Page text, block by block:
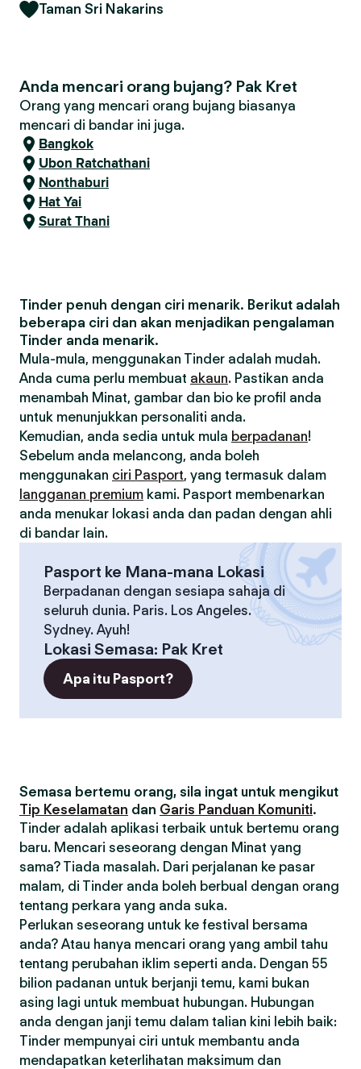
Taman Sri Nakarins
Anda mencari orang bujang? Pak Kret
Orang yang mencari orang bujang biasanya
mencari di bandar ini juga.
Bangkok
Ubon Ratchathani
Nonthaburi
Hat Yai
Surat Thani
Tinder penuh dengan ciri menarik. Berikut adalah
beberapa ciri dan akan menjadikan pengalaman
Tinder anda menarik.
Mula-mula, menggunakan Tinder adalah mudah.
Anda cuma perlu membuat akaun. Pastikan anda
menambah Minat, gambar dan bio ke profil anda
untuk menunjukkan personaliti anda.
Kemudian, anda sedia untuk mula berpadanan!
Sebelum anda melancong, anda boleh
menggunakan ciri Pasport, yang termasuk dalam
langganan premium kami. Pasport membenarkan
anda menukar lokasi anda dan padan dengan ahli
di bandar lain.
Pasport ke Mana-mana Lokasi
Berpadanan dengan sesiapa sahaja di
seluruh dunia. Paris. Los Angeles.
Sydney. Ayuh!
Lokasi Semasa: Pak Kret
Apa itu Pasport?
Semasa bertemu orang, sila ingat untuk mengikut
Tip Keselamatan dan Garis Panduan Komuniti.
Tinder adalah aplikasi terbaik untuk bertemu orang
baru. Mencari seseorang dengan Minat yang
sama? Tiada masalah. Dari perjalanan ke pasar
malam, di Tinder anda boleh berbual dengan orang
tentang perkara yang anda suka.
Perlukan seseorang untuk ke festival bersama
anda? Atau hanya mencari orang yang ambil tahu
tentang perubahan iklim seperti anda. Dengan 55
bilion padanan untuk berjanji temu, kami bukan
asing lagi untuk membuat hubungan. Hubungan
anda dengan janji temu dalam talian kini lebih baik:
Tinder mempunyai ciri untuk membantu anda
mendapatkan keterlihatan maksimum dan